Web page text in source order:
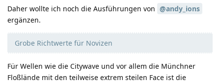
Daher wollte ich noch die Ausführungen von @andy_ions
ergänzen.
Grobe Richtwerte für Novizen
Für Wellen wie die Citywave und vor allem die Münchner
Floßlände mit den teilweise extrem steilen Face ist die